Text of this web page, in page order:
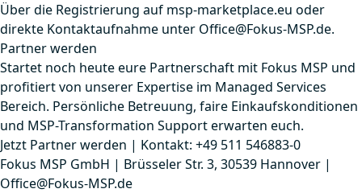
Über die Registrierung auf msp-marketplace.eu oder
direkte Kontaktaufnahme unter Office@Fokus-MSP.de.
Partner werden
Startet noch heute eure Partnerschaft mit Fokus MSP und
profitiert von unserer Expertise im Managed Services
Bereich. Persönliche Betreuung, faire Einkaufskonditionen
und MSP-Transformation Support erwarten euch.
Jetzt Partner werden | Kontakt: +49 511 546883-0
Fokus MSP GmbH | Brüsseler Str. 3, 30539 Hannover |
Office@Fokus-MSP.de